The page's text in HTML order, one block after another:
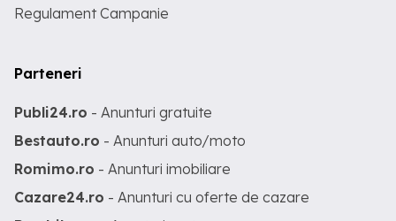
Regulament Campanie
Parteneri
Publi24.ro - Anunturi gratuite
Bestauto.ro - Anunturi auto/moto
Romimo.ro - Anunturi imobiliare
Cazare24.ro - Anunturi cu oferte de cazare